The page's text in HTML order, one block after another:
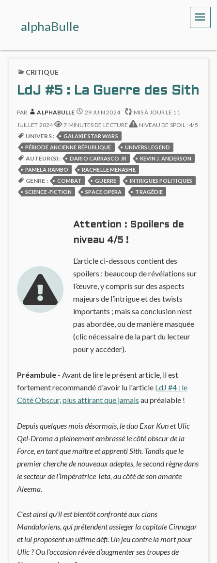
alphaBulle
CRITIQUE
LdJ #5 : La Guerre des Sith
PAR ALPHABULLE 29 JUIN 2024 MIS À JOUR LE 11
JUILLET 2024
7 MINUTES DE LECTURE
NIVEAU DE SPOIL : 4/5
UNIVERS :
GALAXIE STAR WARS
PÉRIODE ANCIENNE RÉPUBLIQUE
UNIVERS LEGEND
AUTEUR(S) : DARIO CARRASCO JR
KEVIN J. ANDERSON
PAMELA RAMBO
RACHELLE MENASHE
GENRE : COMBAT GUERRE
INTRIGUES POLITIQUES
SCIENCE-FICTION
SPACE OPERA TRAGÉDIE
Attention : Spoilers de
niveau 4/5 !
L’article ci-dessous contient des
spoilers : beaucoup de révélations sur
l’œuvre, y compris sur des aspects
majeurs de l’intrigue et des twists
importants ; mais sa conclusion n’est
pas abordée, ou de manière masquée
(clic nécessaire de la part du lecteur
pour y accéder).
Préambule- Avant de lire le présent article, il est
fortement recommandé d'avoir lu l'article LdJ #4 : le
Côté Obscur, plus attirant que jamais au préalable !
Depuis quelques mois désormais, le duo Exar Kun et Ulic
Qel-Droma a pleinement embrassé le côté obscur de la
Force, en tant que maître et apprenti Sith. Tandis que le
premier cherche de nouveaux adeptes, le second règne dans
le secteur de l’impératrice Teta, au côté de son amante
Aleema.
C’est ainsi qu’il est bientôt confronté aux clans
Mandaloriens, qui prétendent assieger la capitale Cinnagar
et lui proposent un ultime défi. Un jeu contre la mort pour
Ulic ? Ou l’occasion rêvée d’augmenter ses troupes de